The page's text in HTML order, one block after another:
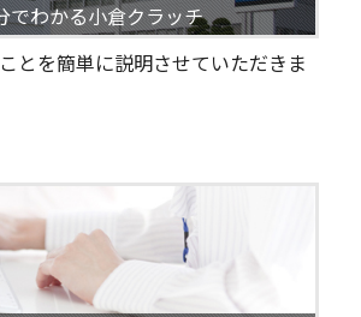
でわかる小倉クラッチ
とを簡単に説明させていただきま